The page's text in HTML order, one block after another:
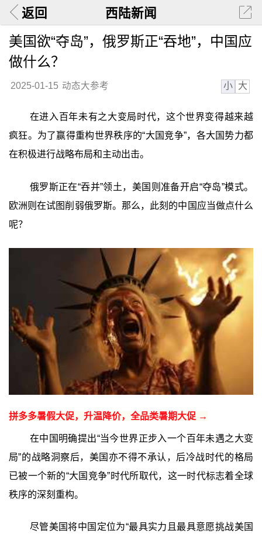
返回 西陆新闻
美国欲“夺岛”，俄罗斯正“吞地”，中国应
做什么？
2025-01-15 动态大参考 小 大
在进入百年未有之大变局时代，这个世界变得越来越
疯狂。为了赢得重构世界秩序的“大国竞争”，各大国势力都
在积极进行战略布局和主动出击。
俄罗斯正在“吞并”领土，美国则准备开启“夺岛”模式。
欧洲则在试图削弱俄罗斯。那么，此刻的中国应当做点什么
呢？
拼多多暑假大促，升温降价，全品类暑期大促 →
在中国明确提出“当今世界正步入一个百年未遇之大变
局”的战略洞察后，美国亦不得不承认，后冷战时代的格局
已被一个新的“大国竞争”时代所取代，这一时代标志着全球
秩序的深刻重构。
尽管美国将中国定位为“最具实力且最具意愿挑战美国